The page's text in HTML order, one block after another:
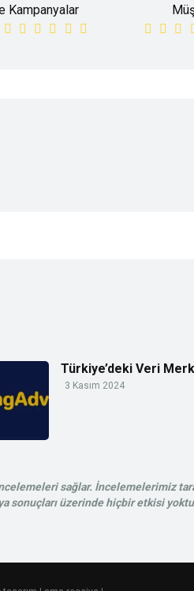
Kampanyalar
Türkiye’deki Veri
3 Kasım 2024
sağlar. İncelemelerimiz
sonuçları üzerinde hiçbir etkisi